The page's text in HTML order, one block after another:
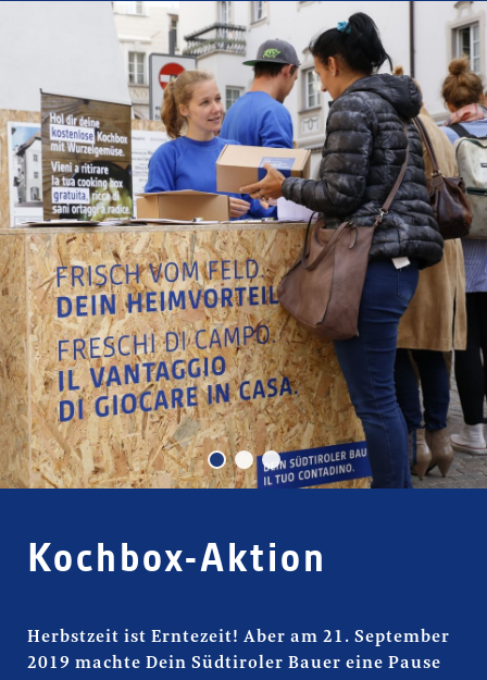
Kochbox-Aktion
Kochbox-Aktion
Herbstzeit ist Erntezeit! Aber am 21. September
2019 machte Dein Südtiroler Bauer eine Pause